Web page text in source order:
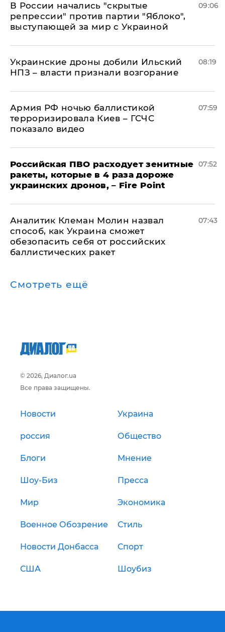
В России начались "скрытые
репрессии" против партии "Яблоко",
выступающей за мир с Украиной
09:06
Украинские дроны добили Ильский
НПЗ – власти признали возгорание
08:19
Армия РФ ночью баллистикой
терроризировала Киев – ГСЧС
показало видео
07:59
Российская ПВО расходует зенитные
ракеты, которые в 4 раза дороже
украинских дронов, – Fire Point
07:52
Аналитик Клеман Молин назвал
способ, как Украина сможет
обезопасить себя от российских
баллистических ракет
07:43
Смотреть ещё
© 2026, Диалог.ua
Все права защищены.
Новости Украина
россия Общество
Блоги Мнение
Шоу-Биз Пресса
Мир Экономика
Военное Обозрение Стиль
Новости Донбасса Спорт
США Шоубиз